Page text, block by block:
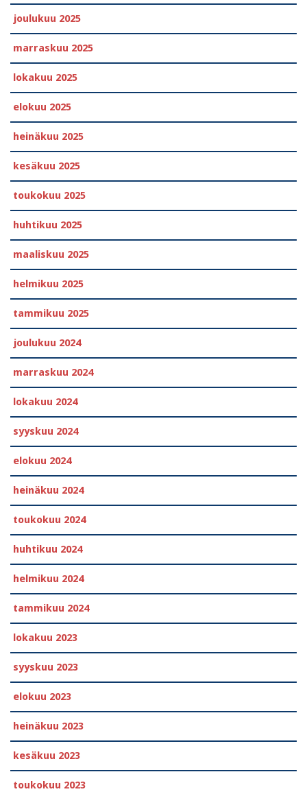
joulukuu 2025
marraskuu 2025
lokakuu 2025
elokuu 2025
heinäkuu 2025
kesäkuu 2025
toukokuu 2025
huhtikuu 2025
maaliskuu 2025
helmikuu 2025
tammikuu 2025
joulukuu 2024
marraskuu 2024
lokakuu 2024
syyskuu 2024
elokuu 2024
heinäkuu 2024
toukokuu 2024
huhtikuu 2024
helmikuu 2024
tammikuu 2024
lokakuu 2023
syyskuu 2023
elokuu 2023
heinäkuu 2023
kesäkuu 2023
toukokuu 2023